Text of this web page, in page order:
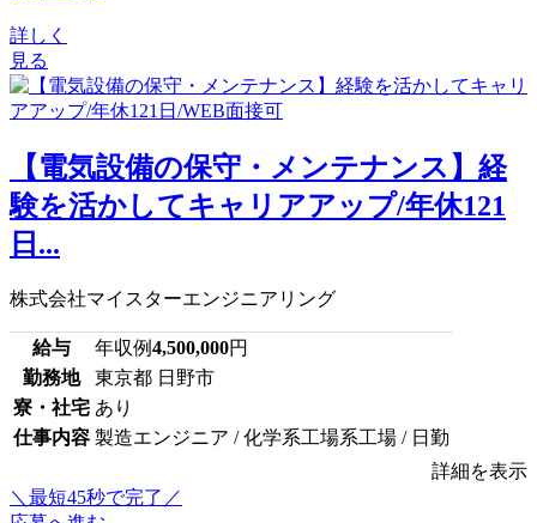
詳しく
見る
【電気設備の保守・メンテナンス】経
験を活かしてキャリアアップ/年休121
日...
株式会社マイスターエンジニアリング
給与 年収例4,500,000円
勤務地
東京都 日野市
寮・社宅 あり
仕事内容 製造エンジニア / 化学系工場系工場 / 日勤
詳細を表示
＼最短45秒で完了／